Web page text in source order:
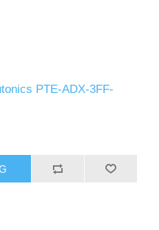
PTE-ADX-3FF-